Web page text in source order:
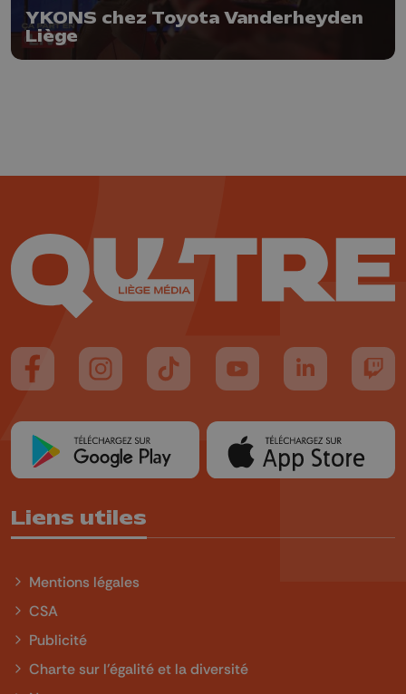
YKONS chez Toyota Vanderheyden
Liège
Suivez-nous sur FaceBook
Suivez-nous sur Instagram
Suivez-nous sur TikTok
Suivez-nous sur YouTube
Suivez-nous
Liens utiles
Mentions légales
CSA
Publicité
Charte sur l'égalité et la diversité